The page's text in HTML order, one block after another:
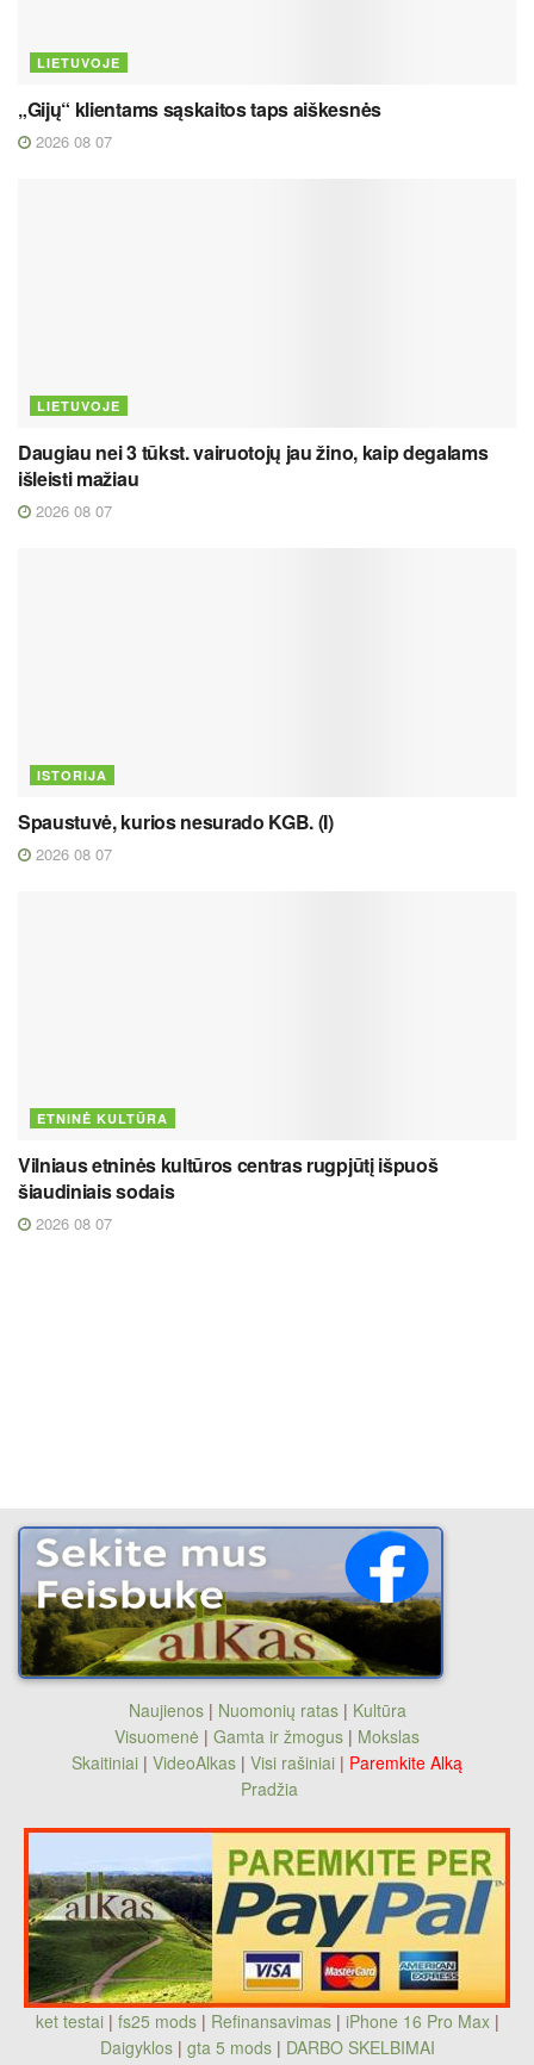
LIETUVOJE
„Gijų“ klientams sąskaitos taps aiškesnės
2026 08 07
LIETUVOJE
Daugiau nei 3 tūkst. vairuotojų jau žino, kaip degalams
išleisti mažiau
2026 08 07
ISTORIJA
Spaustuvė, kurios nesurado KGB. (I)
2026 08 07
ETNINĖ KULTŪRA
Vilniaus etninės kultūros centras rugpjūtį išpuoš
šiaudiniais sodais
2026 08 07
Naujienos| Nuomonių ratas| Kultūra
Visuomenė | Gamta ir žmogus | Mokslas
Skaitiniai | VideoAlkas | Visi rašiniai | Paremkite Alką
Pradžia
ket testai | fs25 mods| Refinansavimas| iPhone 16 Pro Max|
Daigyklos| gta 5 mods | DARBO SKELBIMAI